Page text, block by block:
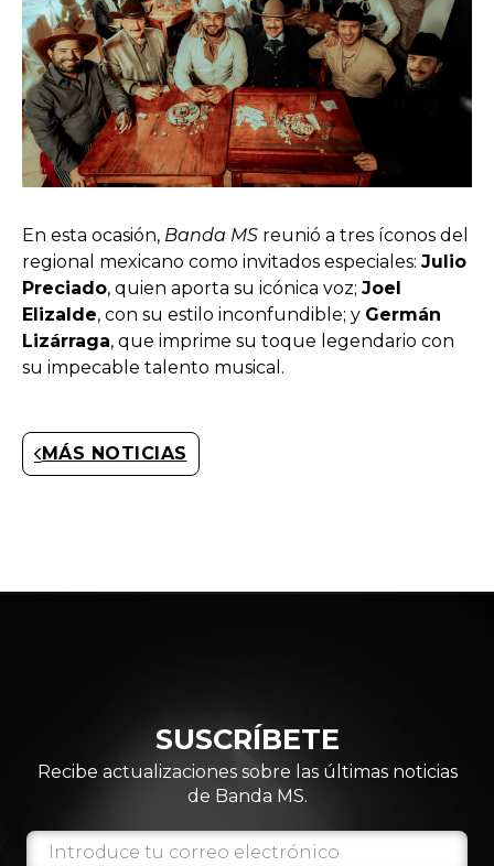
En esta ocasión, Banda MS reunió a tres íconos del
regional mexicano como invitados especiales: Julio
Preciado, quien aporta su icónica voz; Joel
Elizalde, con su estilo inconfundible; y Germán
Lizárraga, que imprime su toque legendario con
su impecable talento musical.
MÁS NOTICIAS
SUSCRÍBETE
Recibe actualizaciones sobre las últimas noticias
de Banda MS.